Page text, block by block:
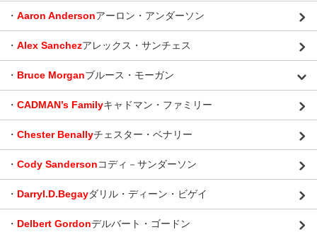
・ Aaron Andersonアーロン・アンダーソン
・ Alex Sanchezアレックス・サンチェス
・ Bruce Morganブルース・モーガン
・ CADMAN’s Familyキャドマン・ファミリー
・ Chester Benallyチェスター・ベナリー
・ Cody Sandersonコディ－サンダーソン
・ Darryl.D.Begayダリル・ディーン・ビゲイ
・ Delbert Gordonデルバート・ゴードン